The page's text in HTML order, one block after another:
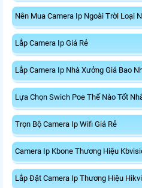
Nên Mua Camera Ip Ngoài Trời Loại
Lắp Camera Ip Giá Rẻ
Lắp Camera Ip Nhà Xưởng Giá Bao
Lựa Chọn Swich Poe Thế Nào Tốt
Trọn Bộ Camera Ip Wifi Giá Rẻ
Camera Ip Kbone Thương Hiệu
Lắp Đặt Camera Ip Thương Hiệu